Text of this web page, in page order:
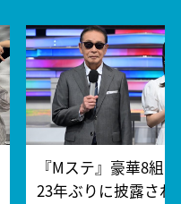
『Mステ』豪華8組
23年ぶりに披露され